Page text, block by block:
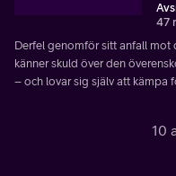
47
Derfel genomför sitt anfall mot
känner skuld över den
– och lovar sig själv att kämpa
10